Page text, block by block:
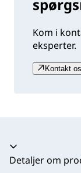
Kom i
eksperter.
Kontakt os
Harmonika
Detaljer om